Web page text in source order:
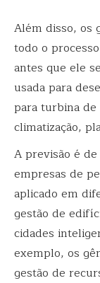
Além disso, os
todo o
antes que ele
usada para
para turbina
climatização,
A previsão é
empresas de
aplicado em
gestão de
cidades
exemplo, os
gestão de